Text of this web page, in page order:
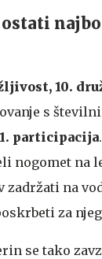
ostati
10.
s
participacija
nogomet na
na
za
se tako